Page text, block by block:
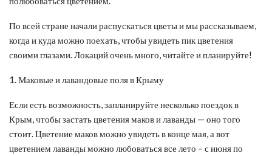
По всей стране начали распускаться цветы и мы рассказываем,
когда и куда можно поехать, чтобы увидеть пик цветения
своими глазами. Локаций очень много, читайте и планируйте!
1. Маковые и лавандовые поля в Крыму
Если есть возможность, запланируйте несколько поездок в
Крым, чтобы застать цветения маков и лаванды — оно того
стоит. Цветение маков можно увидеть в конце мая, а вот
цветением лаванды можно любоваться все лето – с июня по